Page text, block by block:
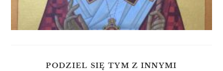
PODZIEL SIĘ TYM Z INNYMI